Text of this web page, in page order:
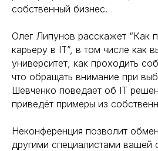
собственный бизнес.
Олег Липунов расскажет “Как
карьеру в IT”, в том числе как
университет, как проходить
что обращать внимание при
Шевченко поведает об IT
приведёт примеры из
Неконференция позволит
другими специалистами вашей